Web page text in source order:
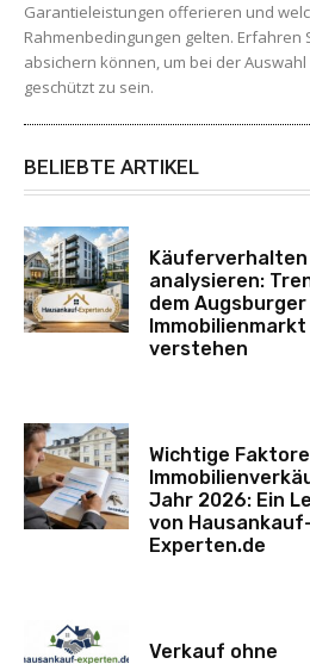
Garantieleistungen offerieren und
Rahmenbedingungen gelten. Erfahren
absichern können, um bei der
geschützt zu sein.
BELIEBTE ARTIKEL
Käuferverhalten
analysieren:
dem Augsburger
Immobilienmarkt
verstehen
Wichtige
Jahr 2026: Ein
von
Experten.de
Verkauf ohne